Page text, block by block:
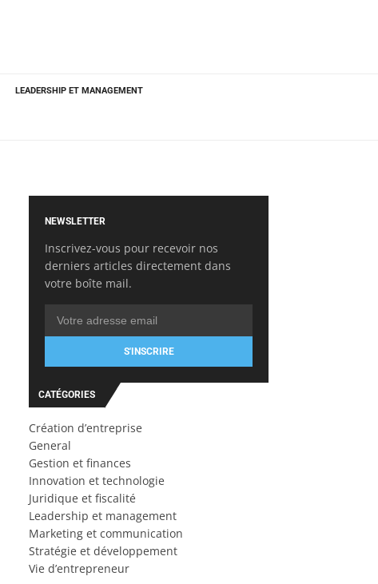
LEADERSHIP ET MANAGEMENT
NEWSLETTER
Inscrivez-vous pour recevoir nos
derniers articles directement dans
votre boîte mail.
S'INSCRIRE
CATÉGORIES
Création d’entreprise
General
Gestion et finances
Innovation et technologie
Juridique et fiscalité
Leadership et management
Marketing et communication
Stratégie et développement
Vie d’entrepreneur